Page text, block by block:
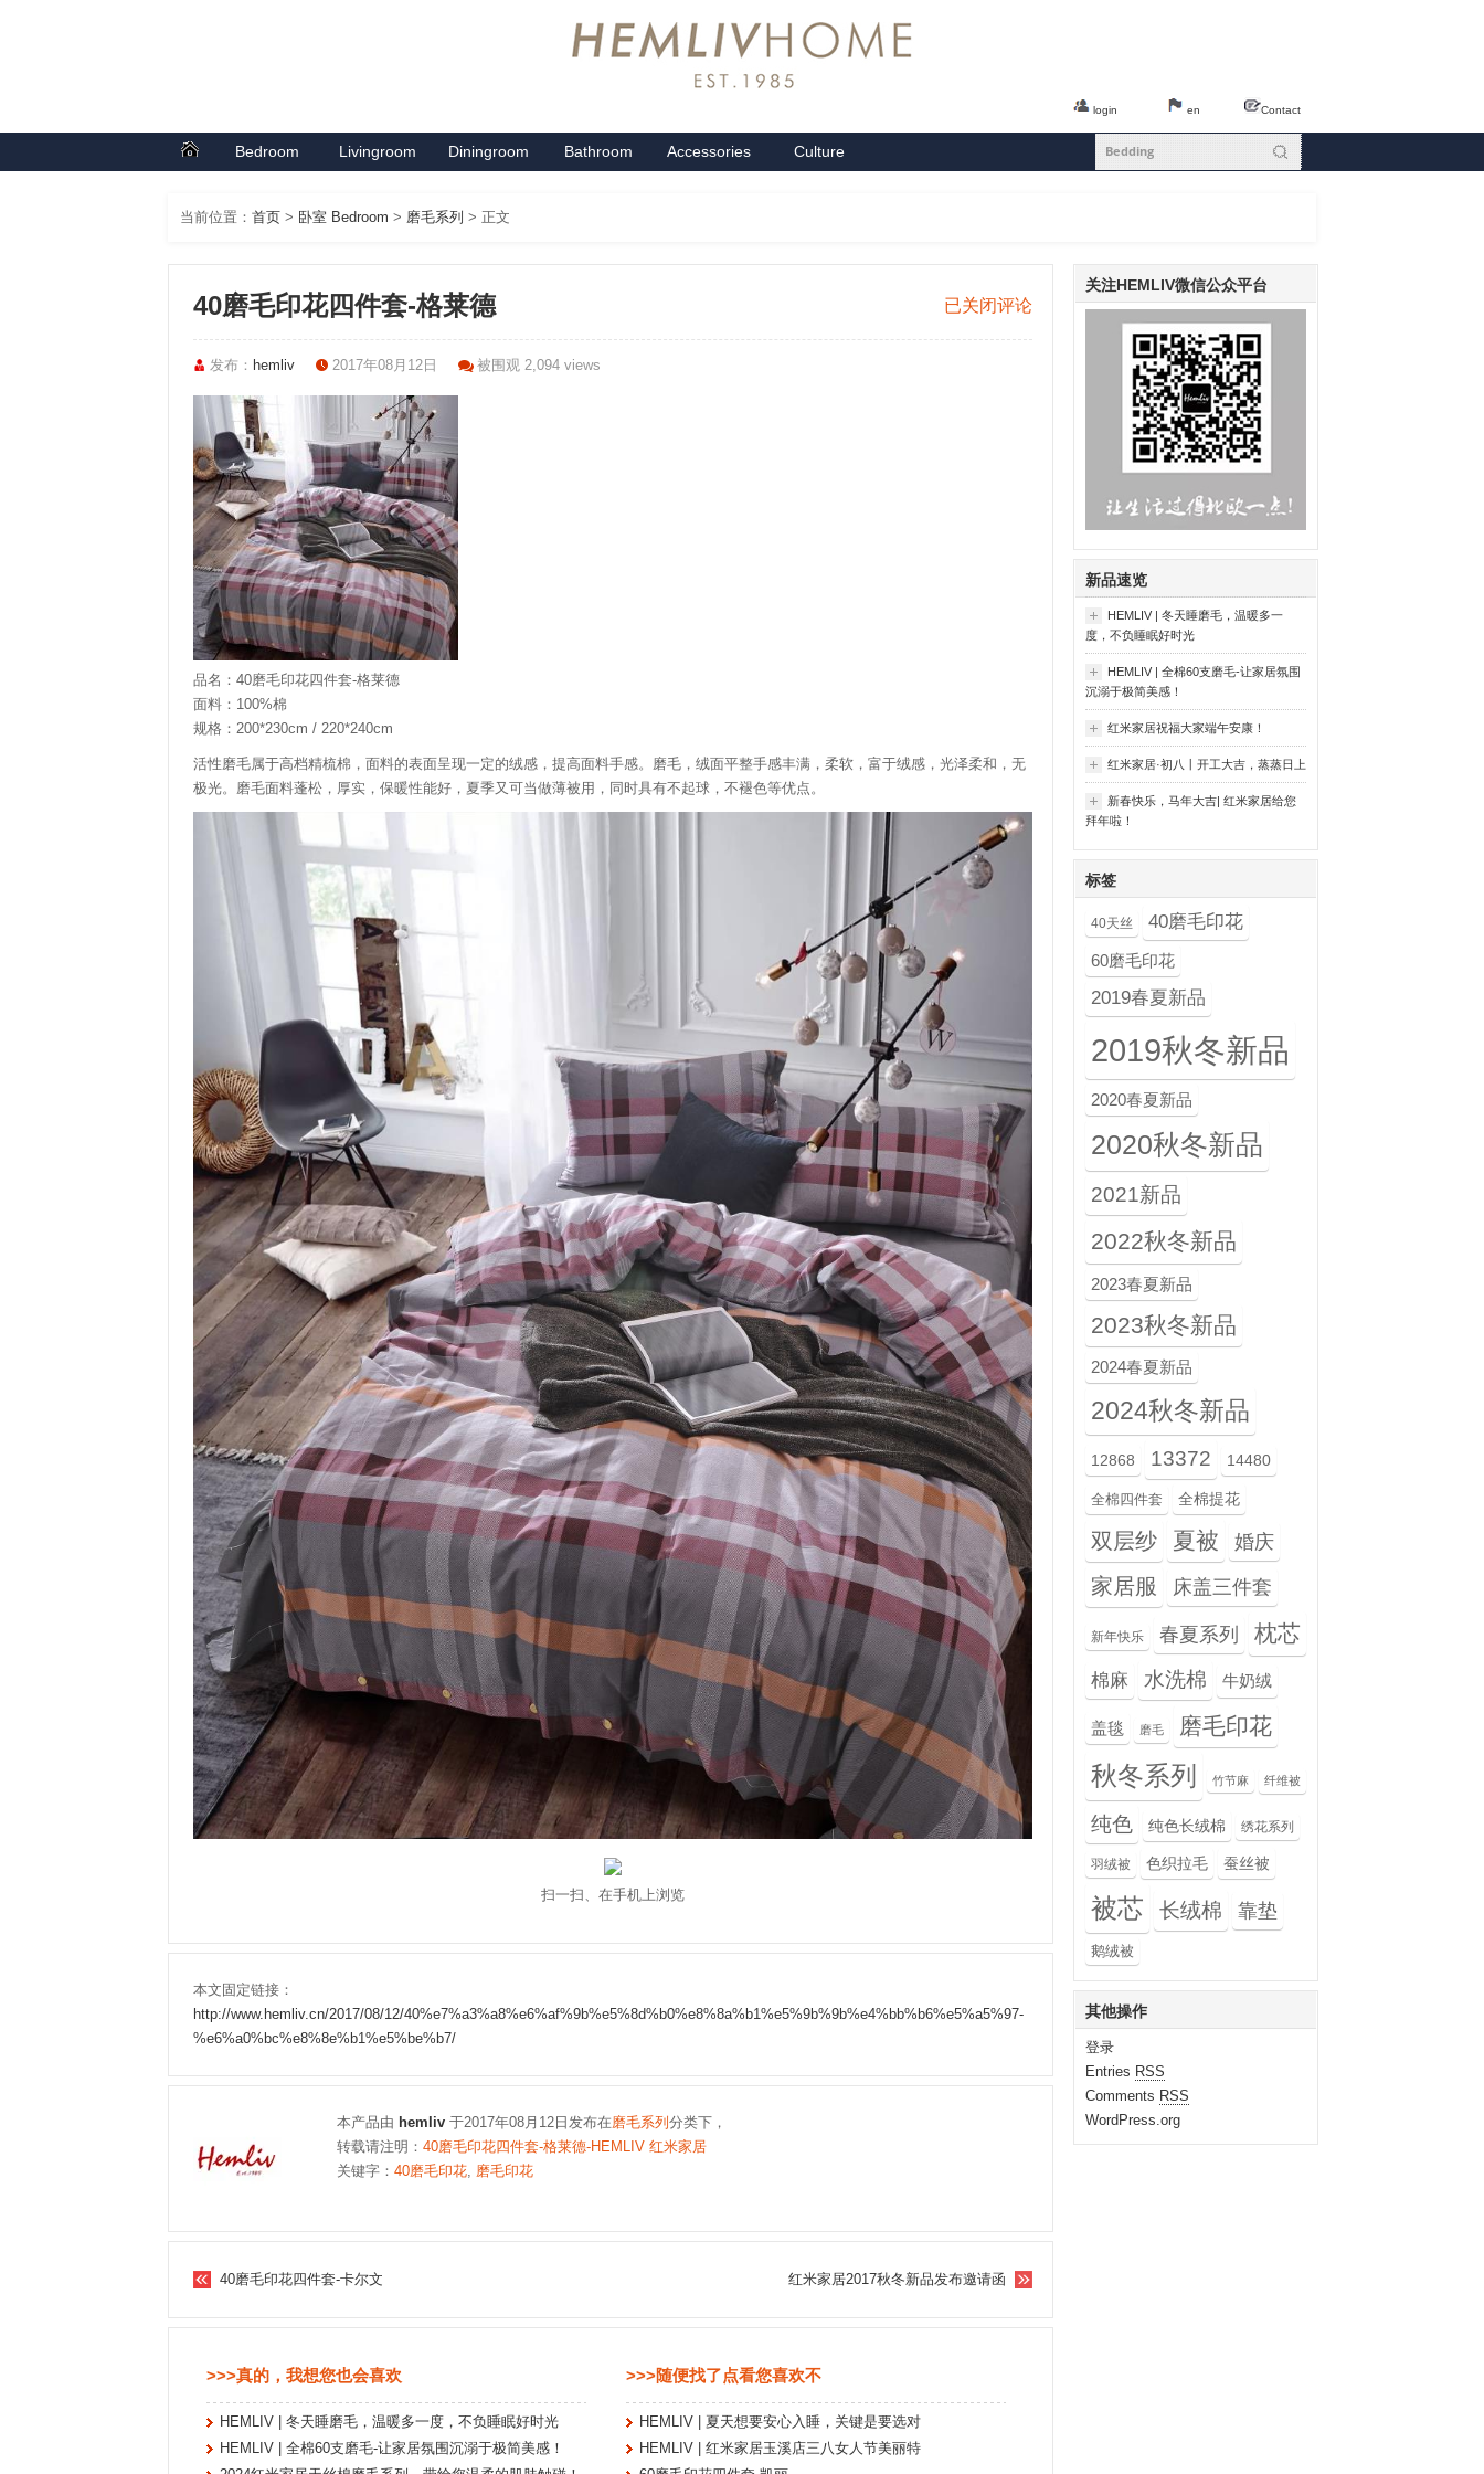
Contact
en
login
Bedroom Livingroom Diningroom Bathroom Accessories Culture
当前位置： 首页 > 卧室 Bedroom > 磨毛系列 > 正文
40
磨
已关闭评论
40磨毛印花四件套-格莱德
发布： hemliv 2017年08月12日 被围观 2,094 views
品名：40磨毛印花四件套-格莱德
面料：100%棉
规格：200*230cm / 220*240cm
活性磨毛属于高档精梳棉，面料的表面呈现一定的绒感，提高面料手感。磨毛，绒面平整手感丰满，柔软，富于绒感，光泽柔和，无
极光。磨毛面料蓬松，厚实，保暖性能好，夏季又可当做薄被用，同时具有不起球，不褪色等优点。
扫一扫、在手机上浏览
本文固定链接：
http://www.hemliv.cn/2017/08/12/40%e7%a3%a8%e6%af%9b%e5%8d%b0%e8%8a%b1%e5%9b%9b%e4%bb%b6%e5%a5%97-
%e6%a0%bc%e8%8e%b1%e5%be%b7/
本产品由 hemliv 于2017年08月12日发布在磨毛系列 分类下，
转载请注明： 40磨毛印花四件套-格莱德-HEMLIV 红米家居
关键字： 40磨毛印花 磨毛印花
40磨毛印花四件套-卡尔文 红米家居2017秋冬新品发布邀请函
>>>真的，我想您也会喜欢
HEMLIV | 冬天睡磨毛，温暖多一度，不负睡眠好时光
HEMLIV | 全棉60支磨毛-让家居氛围沉溺于极简美感！
>>>随便找了点看您喜欢不
HEMLIV | 夏天想要安心入睡，关键是要选对
HEMLIV | 红米家居玉溪店三八女人节美丽特
关注HEMLIV微信公众平台
新品速览
HEMLIV | 冬天睡磨毛，温暖多一
度，不负睡眠好时光
HEMLIV | 全棉60支磨毛-让家居氛围
沉溺于极简美感！
红米家居祝福大家端午安康！
红米家居·初八丨开工大吉，蒸蒸日上
新春快乐，马年大吉| 红米家居给您
拜年啦！
标签
40天丝 40磨毛印花
60磨毛印花
2019春夏新品
2019秋冬新品
2020春夏新品
2020秋冬新品
2021新品
2022秋冬新品
2023春夏新品
2023秋冬新品
2024春夏新品
2024秋冬新品
12868 13372 14480
全棉四件套 全棉提花
双层纱 夏被 婚庆
家居服 床盖三件套
新年快乐 春夏系列 枕芯
棉麻 水洗棉 牛奶绒
盖毯 磨毛 磨毛印花
秋冬系列 竹节麻 纤维被
纯色 纯色长绒棉 绣花系列
羽绒被 色织拉毛 蚕丝被
被芯 长绒棉 靠垫
鹅绒被
其他操作
登录
Entries RSS
Comments RSS
WordPress.org